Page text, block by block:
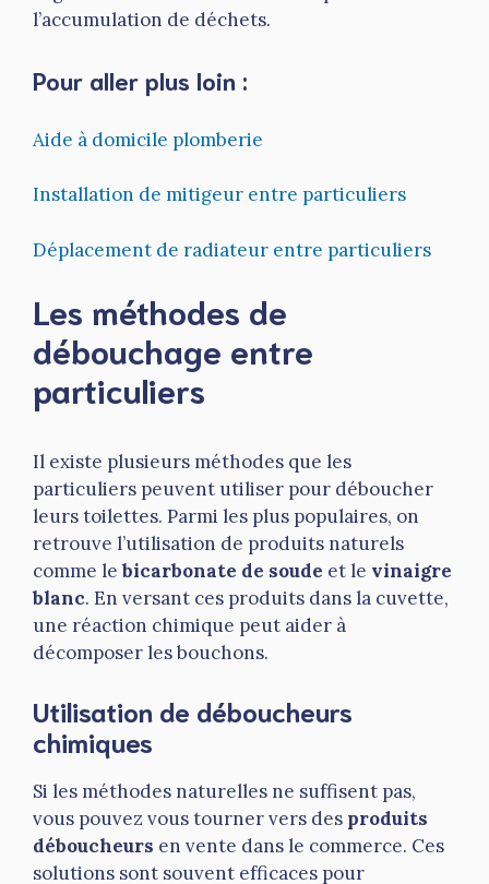
l’accumulation de déchets.
Pour aller plus loin :
Aide à domicile plomberie
Installation de mitigeur entre particuliers
Déplacement de radiateur entre particuliers
Les méthodes de
débouchage entre
particuliers
Il existe plusieurs méthodes que les
particuliers peuvent utiliser pour déboucher
leurs toilettes. Parmi les plus populaires, on
retrouve l’utilisation de produits naturels
comme lebicarbonate de soude et le vinaigre
blanc. En versant ces produits dans la cuvette,
une réaction chimique peut aider à
décomposer les bouchons.
Utilisation de déboucheurs
chimiques
Si les méthodes naturelles ne suffisent pas,
vous pouvez vous tourner vers des produits
déboucheurs en vente dans le commerce. Ces
solutions sont souvent efficaces pour